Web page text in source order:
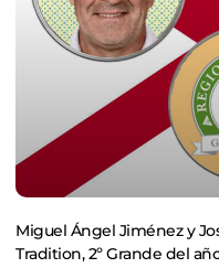
Miguel Ángel Jiménez y
Tradition, 2º Grande del